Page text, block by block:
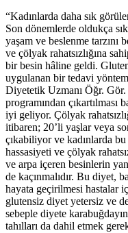
“Kadınlarda daha sık
Son dönemlerde oldukça
yaşam ve beslenme tarzını
ve çölyak rahatsızlığına
bir besin hâline geldi.
uygulanan bir tedavi
Diyetetik Uzmanı Öğr.
programından
iyi geliyor. Çölyak
itibaren; 20’li yaşlar veya
çıkabiliyor ve kadınlarda
hassasiyeti ve çölyak
ve arpa içeren besinlerin
de kaçınmalıdır. Bu diyet,
hayata geçirilmesi hastalar
glutensiz diyet yetersiz ve
sebeple diyete
tahılları da dahil etmek